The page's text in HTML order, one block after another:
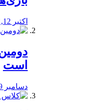
اکتبر 12, 2023
است
دسامبر 19, 2019